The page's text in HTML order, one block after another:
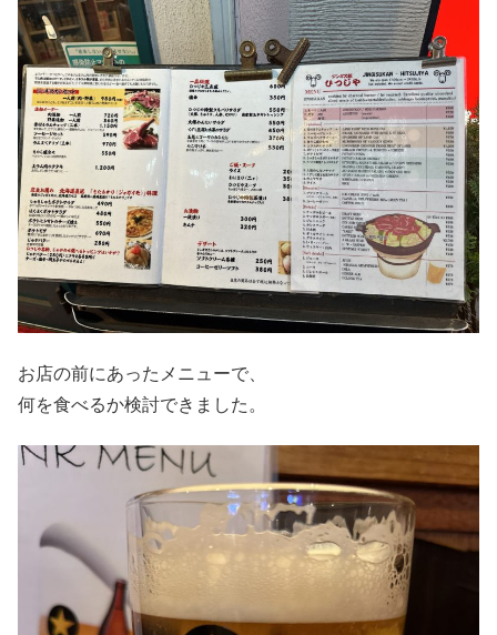
お店の前にあったメニューで、
何を食べるか検討できました。